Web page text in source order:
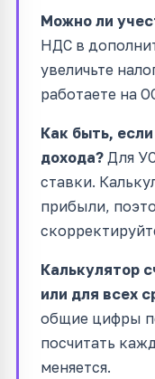
Можно ли
НДС в
увеличьте
работаете на
Как быть,
дохода? Для
ставки.
прибыли,
Калькулятор
или для всех
общие цифры
посчитать
меняется.